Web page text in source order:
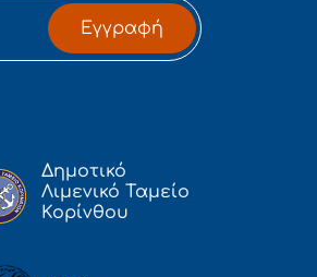
Εγγραφή
Δημοτικό
Λιμενικό Ταμείο
Κορίνθου